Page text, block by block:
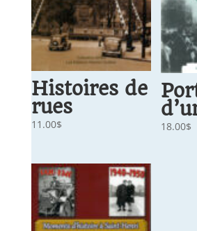
Histoires de
rues
11.00$ 18.00$